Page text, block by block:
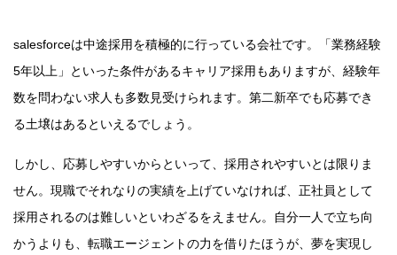
salesforceは中途採用を積極的に行っている会社です。「業務経験
5年以上」といった条件があるキャリア採用もありますが、経験年
数を問わない求人も多数見受けられます。第二新卒でも応募でき
る土壌はあるといえるでしょう。
しかし、応募しやすいからといって、採用されやすいとは限りま
せん。現職でそれなりの実績を上げていなければ、正社員として
採用されるのは難しいといわざるをえません。自分一人で立ち向
かうよりも、転職エージェントの力を借りたほうが、夢を実現し